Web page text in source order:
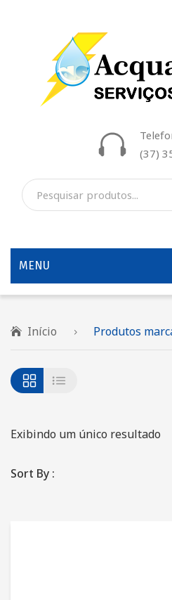
(37)
MENU
QUEM SOMOS
Automação Industrial
Locação de Geradores
Montagem e Manutenção de
PRODUTOS
Início Produtos
Exibindo um único resultado
Sort By :